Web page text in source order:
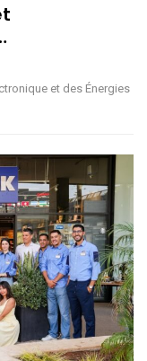
et des Énergies